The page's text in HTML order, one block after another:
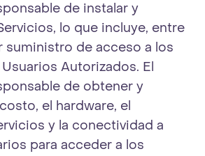
de instalar y
lo que incluye, entre
suministro de acceso a los
Autorizados. El
de obtener y
el hardware, el
y la conectividad a
para acceder a los